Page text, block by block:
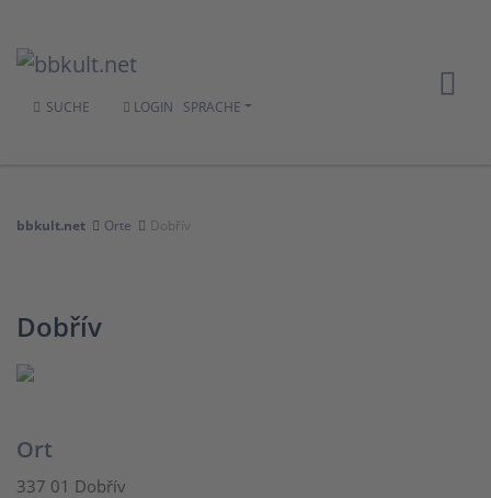
SUCHE LOGIN SPRACHE
bbkult.net Orte Dobřív
Dobřív
Ort
337 01 Dobřív